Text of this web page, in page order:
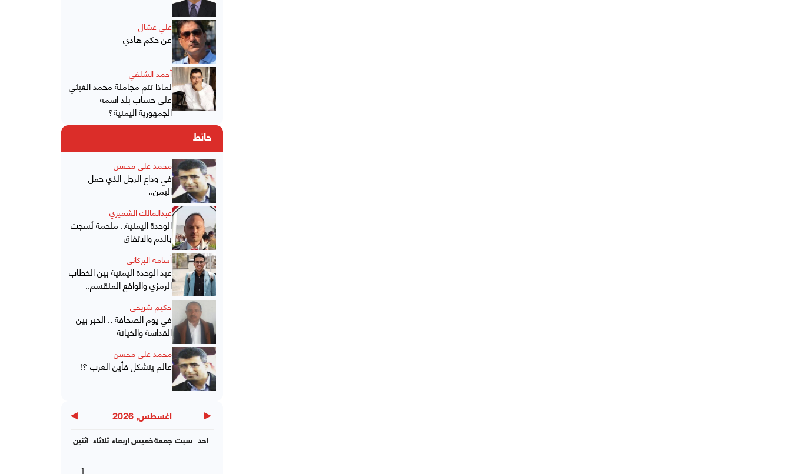
علي عشال
عن حكم هادي
أحمد الشلفي
لماذا تتم مجاملة محمد الغيثي
على حساب بلد اسمه
الجمهورية اليمنية؟
حائط
محمد علي محسن
في وداع الرجل الذي حمل
اليمن..
عبدالمالك الشميري
الوحدة اليمنية.. ملحمة نُسجت
بالدم والاتفاق
أسامة البركاني
عيد الوحدة اليمنية بين الخطاب
الرمزي والواقع المنقسم..
حكيم شريحي
في يوم الصحافة .. الحبر بين
القداسة والخيانة
محمد علي محسن
عالم يتشكل فأين العرب ؟!
◀ اغسطس, 2026 ▶
اثنين ثلاثاء اربعاءخميسجمعة سبت احد
1